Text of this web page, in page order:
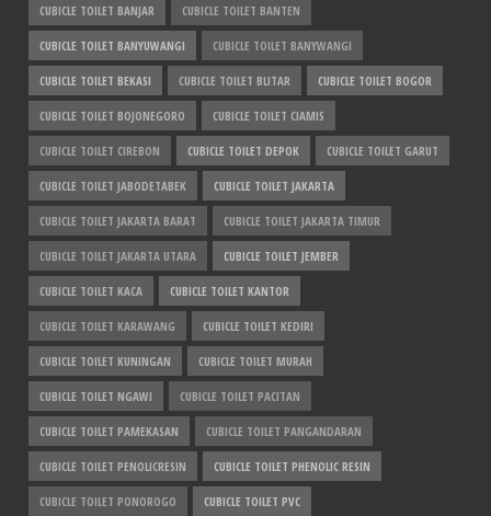
CUBICLE TOILET BANJAR CUBICLE TOILET BANTEN
CUBICLE TOILET BANYUWANGI CUBICLE TOILET BANYWANGI
CUBICLE TOILET BEKASI CUBICLE TOILET BLITAR CUBICLE TOILET BOGOR
CUBICLE TOILET BOJONEGORO CUBICLE TOILET CIAMIS
CUBICLE TOILET CIREBON CUBICLE TOILET DEPOK CUBICLE TOILET GARUT
CUBICLE TOILET JABODETABEK CUBICLE TOILET JAKARTA
CUBICLE TOILET JAKARTA BARAT CUBICLE TOILET JAKARTA TIMUR
CUBICLE TOILET JAKARTA UTARA CUBICLE TOILET JEMBER
CUBICLE TOILET KACA CUBICLE TOILET KANTOR
CUBICLE TOILET KARAWANG CUBICLE TOILET KEDIRI
CUBICLE TOILET KUNINGAN CUBICLE TOILET MURAH
CUBICLE TOILET NGAWI CUBICLE TOILET PACITAN
CUBICLE TOILET PAMEKASAN CUBICLE TOILET PANGANDARAN
CUBICLE TOILET PENOLICRESIN CUBICLE TOILET PHENOLIC RESIN
CUBICLE TOILET PONOROGO CUBICLE TOILET PVC